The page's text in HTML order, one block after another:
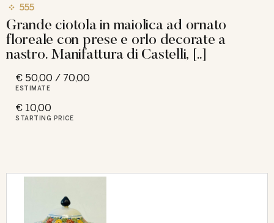
555
Grande ciotola in maiolica ad ornato
floreale con prese e orlo decorate a
nastro. Manifattura di Castelli, [..]
€ 50,00 / 70,00
ESTIMATE
€ 10,00
STARTING PRICE